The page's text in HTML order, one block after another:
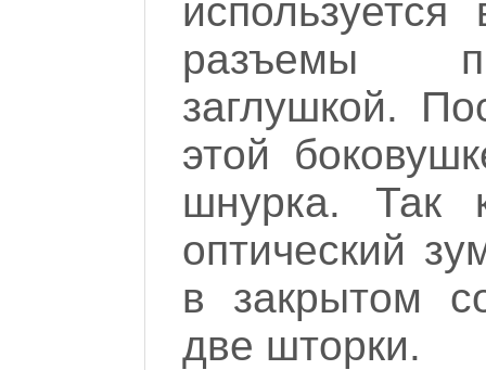
разъемы
заглушкой.
этой
шнурка. Так
оптический
в закрытом
две шторки.